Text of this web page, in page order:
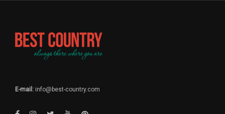
E-mail: info@best-country.com